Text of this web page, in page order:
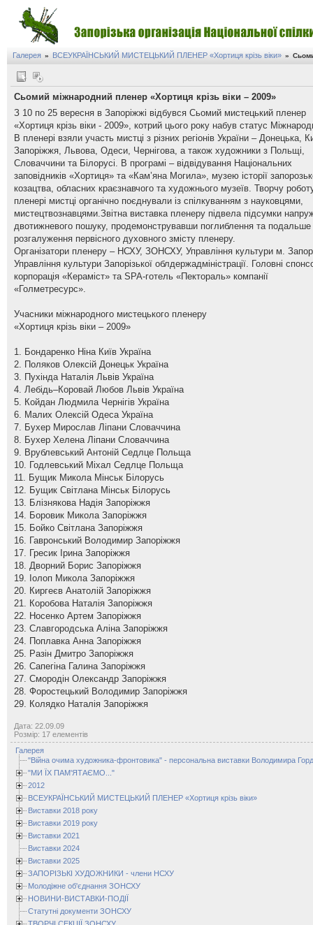
Галерея » ВСЕУКРАЇНСЬКИЙ МИСТЕЦЬКИЙ ПЛЕНЕР «Хортиця крізь віки» »
Сьомий міжнародний пленер «Хортиця крізь віки – 2009»
З 10 по 25 вересня в Запоріжжі відбувся Сьомий мистецький пленер
«Хортиця крізь віки - 2009», котрий цього року набув статус
В пленері взяли участь мистці з різних регіонів України – Донецька,
Запоріжжя, Львова, Одеси, Чернігова, а також художники з Польщі,
Словаччини та Білорусі. В програмі – відвідування Національних
заповідників «Хортиця» та «Кам’яна Могила», музею історії
козацтва, обласних краєзнавчого та художнього музеїв. Творчу
пленері мистці органічно поєднували із спілкуванням з науковцями,
мистецтвознавцями.Звітна виставка пленеру підвела підсумки
двотижневого пошуку, продемонструвавши поглиблення та подальше
розгалуження первісного духовного змісту пленеру.
Організатори пленеру – НСХУ, ЗОНСХУ, Управління культури м.
Управління культури Запорізької облдержадміністрації. Головні
корпорація «Кераміст» та SPA-готель «Пектораль» компанії
«Голметресурс».
Учасники міжнародного мистецького пленеру
«Хортиця крізь віки – 2009»
1. Бондаренко Ніна Київ Україна
2. Поляков Олексій Донецьк Україна
3. Пухінда Наталія Львів Україна
4. Лебідь–Коровай Любов Львів Україна
5. Койдан Людмила Чернігів Україна
6. Малих Олексій Одеса Україна
7. Бухер Мирослав Ліпани Словаччина
8. Бухер Хелена Ліпани Словаччина
9. Врублевський Антоній Седлце Польща
10. Годлевський Міхал Седлце Польща
11. Бущик Микола Мінськ Білорусь
12. Бущик Світлана Мінськ Білорусь
13. Блізнякова Надія Запоріжжя
14. Боровик Микола Запоріжжя
15. Бойко Світлана Запоріжжя
16. Гавронський Володимир Запоріжжя
17. Гресик Ірина Запоріжжя
18. Дворний Борис Запоріжжя
19. Іолоп Микола Запоріжжя
20. Киргеєв Анатолій Запоріжжя
21. Коробова Наталія Запоріжжя
22. Носенко Артем Запоріжжя
23. Славгородська Аліна Запоріжжя
24. Поплавка Анна Запоріжжя
25. Разін Дмитро Запоріжжя
26. Сапегіна Галина Запоріжжя
27. Смородін Олександр Запоріжжя
28. Форостецький Володимир Запоріжжя
29. Колядко Наталія Запоріжжя
Дата: 22.09.09
Розмір: 17 елементів
Галерея
"Війна очима художника-фронтовика" - персональна виставки Володимира
"МИ ЇХ ПАМ'ЯТАЄМО..."
2012
ВСЕУКРАЇНСЬКИЙ МИСТЕЦЬКИЙ ПЛЕНЕР «Хортиця крізь віки»
Виставки 2018 року
Виставки 2019 року
Виставки 2021
Виставки 2024
Виставки 2025
ЗАПОРІЗЬКІ ХУДОЖНИКИ - члени НСХУ
Молодіжне об'єднання ЗОНСХУ
НОВИНИ-ВИСТАВКИ-ПОДІЇ
Статутні документи ЗОНСХУ